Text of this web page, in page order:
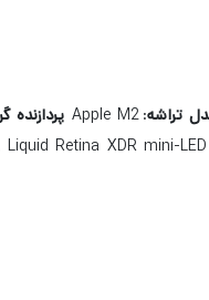
تراشه:
Apple M2 پردازنده
Liquid Retina XDR mini-